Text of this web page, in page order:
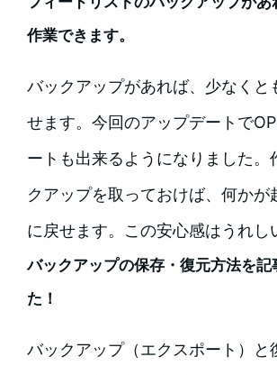
作業できます。
バックアップがあれば、少なくと
せます。今回のアップデートで
ートも出来るようになりました。
クアップを取っておけば、何かが
に戻せます。この安心感はうれし
バックアップの保存・復元方法を記
た！
バックアップ（エクスポート）と